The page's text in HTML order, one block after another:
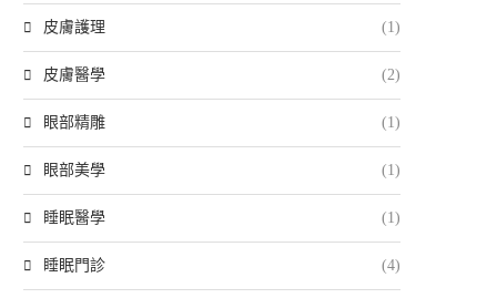
皮膚護理 (1)
皮膚醫學 (2)
眼部精雕 (1)
眼部美學 (1)
睡眠醫學 (1)
睡眠門診 (4)